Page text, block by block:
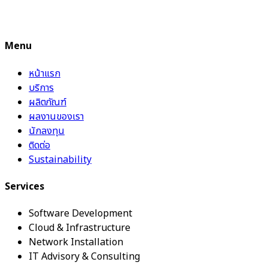
Menu
หน้าแรก
บริการ
ผลิตภัณฑ์
ผลงานของเรา
นักลงทุน
ติดต่อ
Sustainability
Services
Software Development
Cloud & Infrastructure
Network Installation
IT Advisory & Consulting